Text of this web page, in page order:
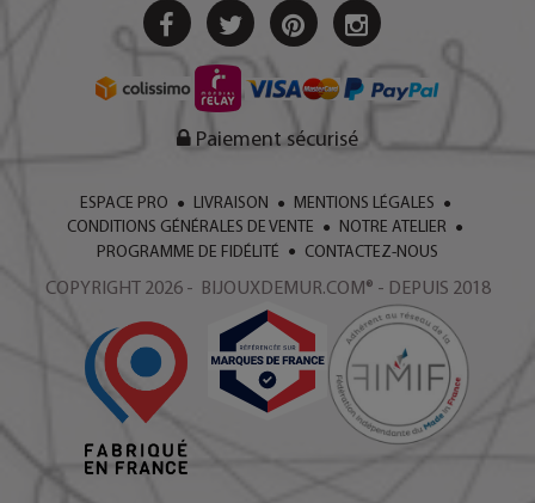
Paiement sécurisé
ESPACE PRO LIVRAISON
MENTIONS LÉGALES
CONDITIONS GÉNÉRALES DE VENTE
NOTRE ATELIER
PROGRAMME DE FIDÉLITÉ
CONTACTEZ-NOUS
COPYRIGHT 2026 - BIJOUXDEMUR.COM® - DEPUIS 2018